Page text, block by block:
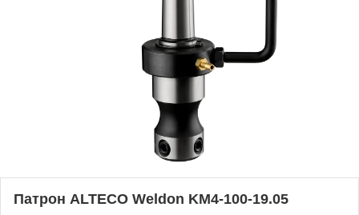
Патрон ALTECO Weldon KM4-100-19.05